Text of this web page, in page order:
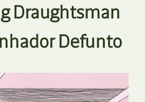
Draughtsman
Defunto